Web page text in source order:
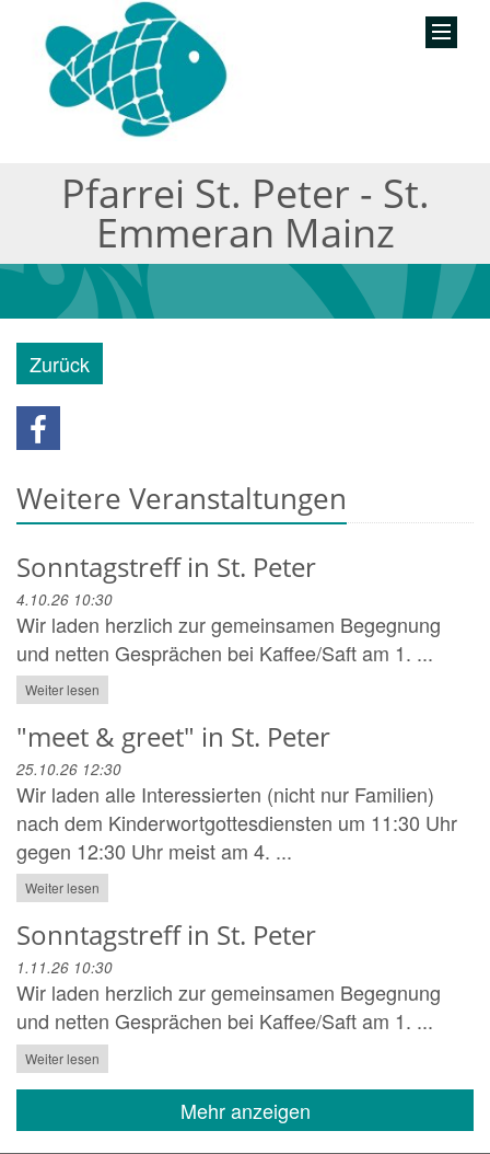
Pfarrei St. Peter - St.
Emmeran Mainz
Zurück
Weitere Veranstaltungen
Sonntagstreff in St. Peter
4.10.26 10:30
Wir laden herzlich zur gemeinsamen Begegnung
und netten Gesprächen bei Kaffee/Saft am 1. ...
Weiter lesen
"meet & greet" in St. Peter
25.10.26 12:30
Wir laden alle Interessierten (nicht nur Familien)
nach dem Kinderwortgottesdiensten um 11:30 Uhr
gegen 12:30 Uhr meist am 4. ...
Weiter lesen
Sonntagstreff in St. Peter
1.11.26 10:30
Wir laden herzlich zur gemeinsamen Begegnung
und netten Gesprächen bei Kaffee/Saft am 1. ...
Weiter lesen
Mehr anzeigen